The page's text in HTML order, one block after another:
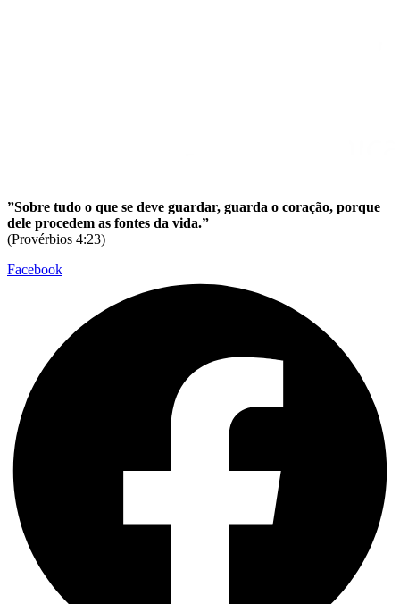
”Sobre tudo o que se deve guardar, guarda o coração, porque
dele procedem as fontes da vida.”
(Provérbios 4:23)
Facebook